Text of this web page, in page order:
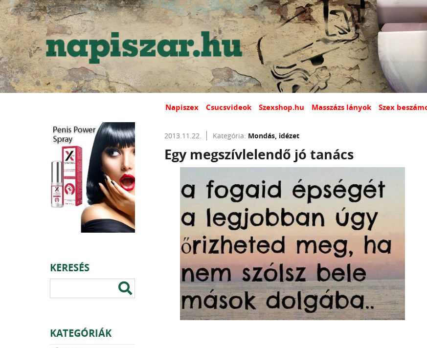
Napiszex Csucsvideok Szexshop.hu Masszázs lányok Szex
KERESÉS
KATEGÓRIÁK
2013.11.22. Kategória: Mondás, idézet
Egy megszívlelendő jó tanács